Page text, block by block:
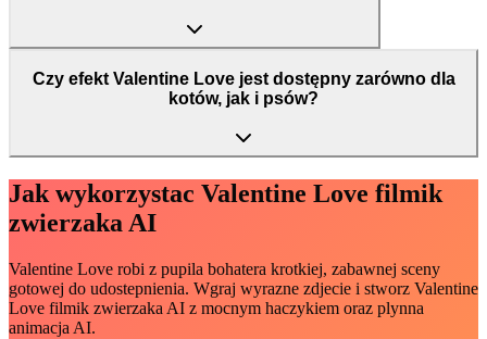
Czy efekt Valentine Love jest dostępny zarówno dla
kotów, jak i psów?
Jak wykorzystac Valentine Love filmik
zwierzaka AI
Valentine Love robi z pupila bohatera krotkiej, zabawnej sceny
gotowej do udostepnienia. Wgraj wyrazne zdjecie i stworz Valentine
Love filmik zwierzaka AI z mocnym haczykiem oraz plynna
animacja AI.